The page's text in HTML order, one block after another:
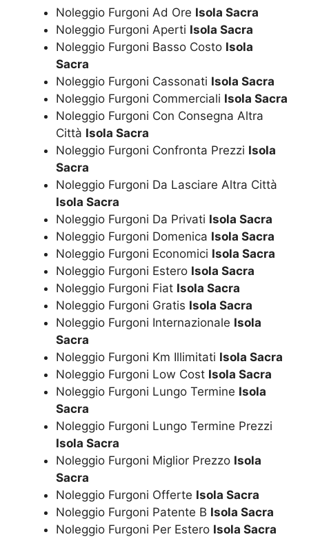
Noleggio Furgoni Ad Ore Isola Sacra
Noleggio Furgoni Aperti Isola Sacra
Noleggio Furgoni Basso Costo Isola
Sacra
Noleggio Furgoni Cassonati Isola Sacra
Noleggio Furgoni Commerciali Isola Sacra
Noleggio Furgoni Con Consegna Altra
Città Isola Sacra
Noleggio Furgoni Confronta Prezzi Isola
Sacra
Noleggio Furgoni Da Lasciare Altra Città
Isola Sacra
Noleggio Furgoni Da Privati Isola Sacra
Noleggio Furgoni Domenica Isola Sacra
Noleggio Furgoni Economici Isola Sacra
Noleggio Furgoni Estero Isola Sacra
Noleggio Furgoni Fiat Isola Sacra
Noleggio Furgoni Gratis Isola Sacra
Noleggio Furgoni Internazionale Isola
Sacra
Noleggio Furgoni Km Illimitati Isola Sacra
Noleggio Furgoni Low Cost Isola Sacra
Noleggio Furgoni Lungo Termine Isola
Sacra
Noleggio Furgoni Lungo Termine Prezzi
Isola Sacra
Noleggio Furgoni Miglior Prezzo Isola
Sacra
Noleggio Furgoni Offerte Isola Sacra
Noleggio Furgoni Patente B Isola Sacra
Noleggio Furgoni Per Estero Isola Sacra